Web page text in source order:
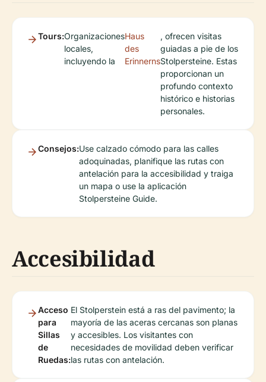
Tours:Organizaciones
locales,
incluyendo la
Haus
des
Erinnerns
, ofrecen visitas
guiadas a pie de los
Stolpersteine. Estas
proporcionan un
profundo contexto
histórico e historias
personales.
Consejos:Use calzado cómodo para las calles
adoquinadas, planifique las rutas con
antelación para la accesibilidad y traiga
un mapa o use la aplicación
Stolpersteine Guide.
Accesibilidad
Acceso
para
Sillas
de
Ruedas:
El Stolperstein está a ras del pavimento; la
mayoría de las aceras cercanas son planas
y accesibles. Los visitantes con
necesidades de movilidad deben verificar
las rutas con antelación.